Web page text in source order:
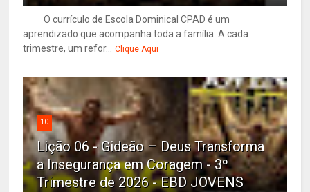
O currículo de Escola Dominical CPAD é um
aprendizado que acompanha toda a família. A cada
trimestre, um refor... Clique Aqui
10
Lição 06 - Gideão – Deus Transforma
a Insegurança em Coragem - 3º
Trimestre de 2026 - EBD JOVENS